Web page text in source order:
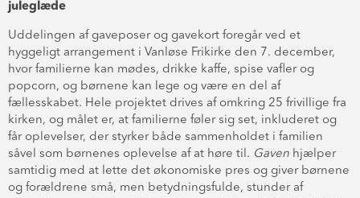
juleglæde
Uddelingen af gaveposer og gavekort foregår ved et
hyggeligt arrangement i Vanløse Frikirke den 7. december,
hvor familierne kan mødes, drikke kaffe, spise vafler og
popcorn, og børnene kan lege og være en del af
fællesskabet. Hele projektet drives af omkring 25 frivillige fra
kirken, og målet er, at familierne føler sig set, inkluderet og
får oplevelser, der styrker både sammenholdet i familien
såvel som børnenes oplevelse af at høre til. Gaven hjælper
samtidig med at lette det økonomiske pres og giver børnene
og forældrene små, men betydningsfulde, stunder af